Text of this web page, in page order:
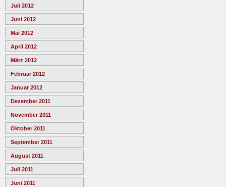
Juli 2012
Juni 2012
Mai 2012
April 2012
März 2012
Februar 2012
Januar 2012
Dezember 2011
November 2011
Oktober 2011
September 2011
August 2011
Juli 2011
Juni 2011